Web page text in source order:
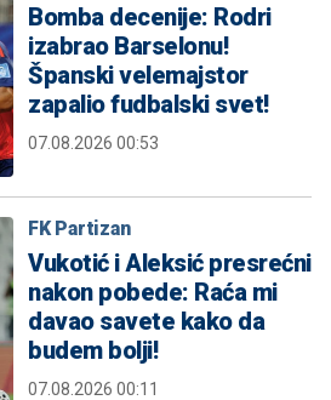
Bomba decenije: Rodri
izabrao Barselonu!
Španski velemajstor
zapalio fudbalski svet!
07.08.2026 00:53
FK Partizan
Vukotić i Aleksić presrećni
nakon pobede: Raća mi
davao savete kako da
budem bolji!
07.08.2026 00:11